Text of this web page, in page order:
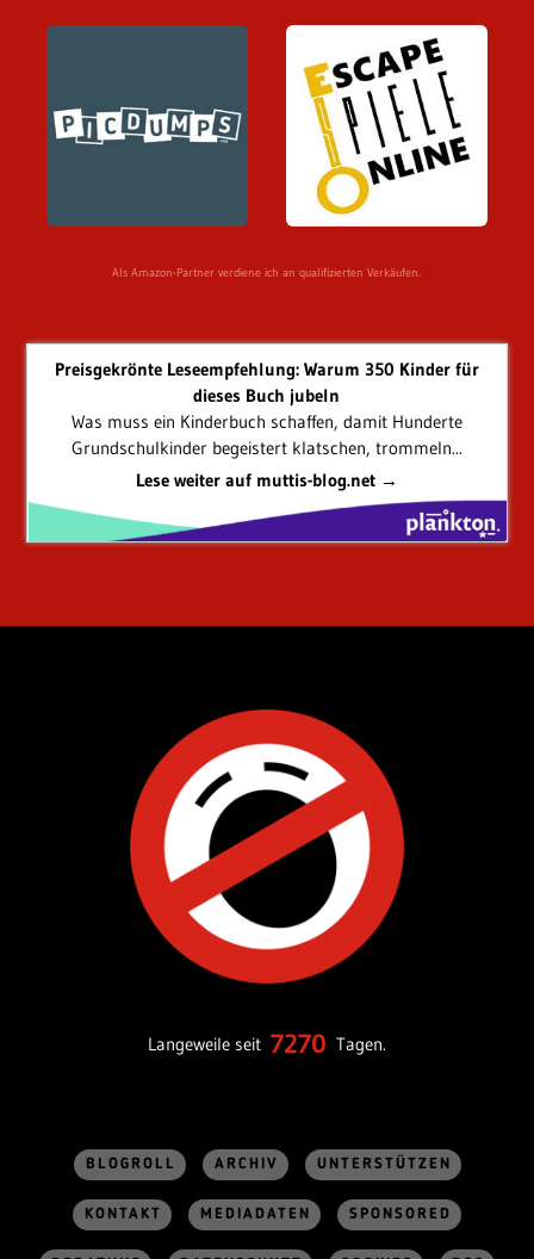
Als Amazon-Partner verdiene ich an qualifizierten Verkäufen.
Preisgekrönte Leseempfehlung: Warum 350 Kinder für
dieses Buch jubeln
Was muss ein Kinderbuch schaffen, damit Hunderte
Grundschulkinder begeistert klatschen, trommeln...
Lese weiter auf muttis-blog.net →
Langeweile seit 7270 Tagen.
BLOGROLL ARCHIV UNTERSTÜTZEN
KONTAKT MEDIADATEN SPONSORED